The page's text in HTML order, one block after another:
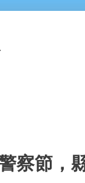
察節，